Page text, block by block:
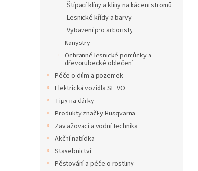
Štípací klíny a klíny na kácení stromů
Lesnické křídy a barvy
Vybavení pro arboristy
Kanystry
Ochranné lesnické pomůcky a
dřevorubecké oblečení
Péče o dům a pozemek
Elektrická vozidla SELVO
Tipy na dárky
Produkty značky Husqvarna
Zavlažovací a vodní technika
Akční nabídka
Stavebnictví
Pěstování a péče o rostliny